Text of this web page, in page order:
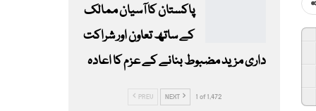
پاکستان کا آسیان ممالک
کے ساتھ تعاون اور شراکت
داری مزید مضبوط بنانے کے عزم کا اعادہ
PREV NEXT 1 of 1,472